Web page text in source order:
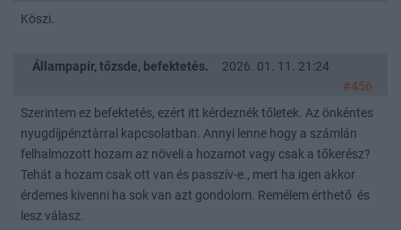
Köszi.
Állampapír, tőzsde, befektetés.
2026. 01. 11. 21:24
#456
Szerintem ez befektetés, ezért itt kérdeznék tőletek. Az önkéntes
nyugdíjpénztàrral kapcsolatban. Annyi lenne hogy a számlán
felhalmozott hozam az növeli a hozamot vagy csak a tőkerész?
Tehát a hozam csak ott van és passzív-e., mert ha igen akkor
érdemes kivenni ha sok van azt gondolom. Remélem érthető és
lesz válasz.